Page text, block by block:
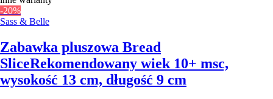
-20%
Sass & Belle
Zabawka pluszowa Bread
SliceRekomendowany wiek 10+ msc,
wysokość 13 cm, długość 9 cm